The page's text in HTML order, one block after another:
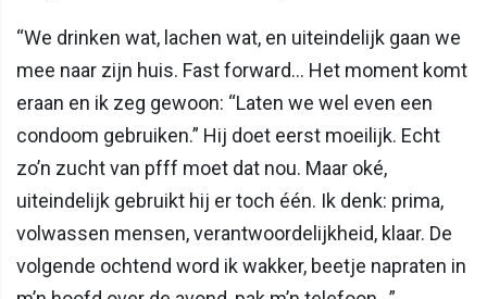
“We drinken wat, lachen wat, en uiteindelijk gaan we
mee naar zijn huis. Fast forward… Het moment komt
eraan en ik zeg gewoon: “Laten we wel even een
condoom gebruiken.” Hij doet eerst moeilijk. Echt
zo’n zucht van pfff moet dat nou. Maar oké,
uiteindelijk gebruikt hij er toch één. Ik denk: prima,
volwassen mensen, verantwoordelijkheid, klaar. De
volgende ochtend word ik wakker, beetje napraten in